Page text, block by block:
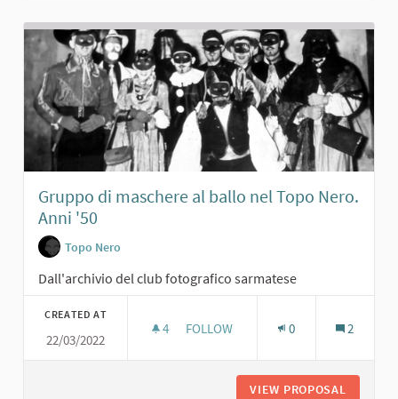
Gruppo di maschere al ballo nel Topo Nero.
Anni '50
Topo Nero
Dall'archivio del club fotografico sarmatese
CREATED AT
22/03/2022
4 4 FOLLOWERS
FOLLOW 0 2
VIEW PROPOSAL